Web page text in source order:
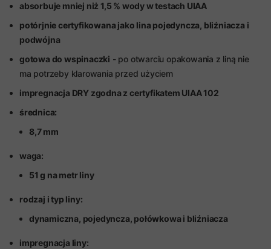
absorbuje mniej niż 1,5 % wody w testach UIAA
potórjnie certyfikowana jako lina pojedyncza, bliźniacza i
podwójna
gotowa do wspinaczki - po otwarciu opakowania z liną nie
ma potrzeby klarowania przed użyciem
impregnacja DRY zgodna z certyfikatem UIAA 102
średnica:
8,7 mm
waga:
51 g na metr liny
rodzaj i typ liny:
dynamiczna, pojedyncza, połówkowa i bliźniacza
impregnacja liny: